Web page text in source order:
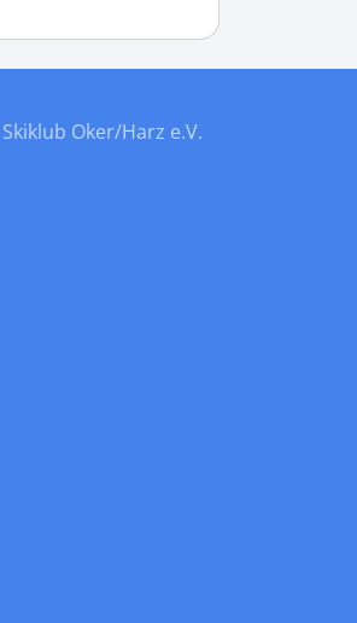
Skiklub Oker/Harz e.V.